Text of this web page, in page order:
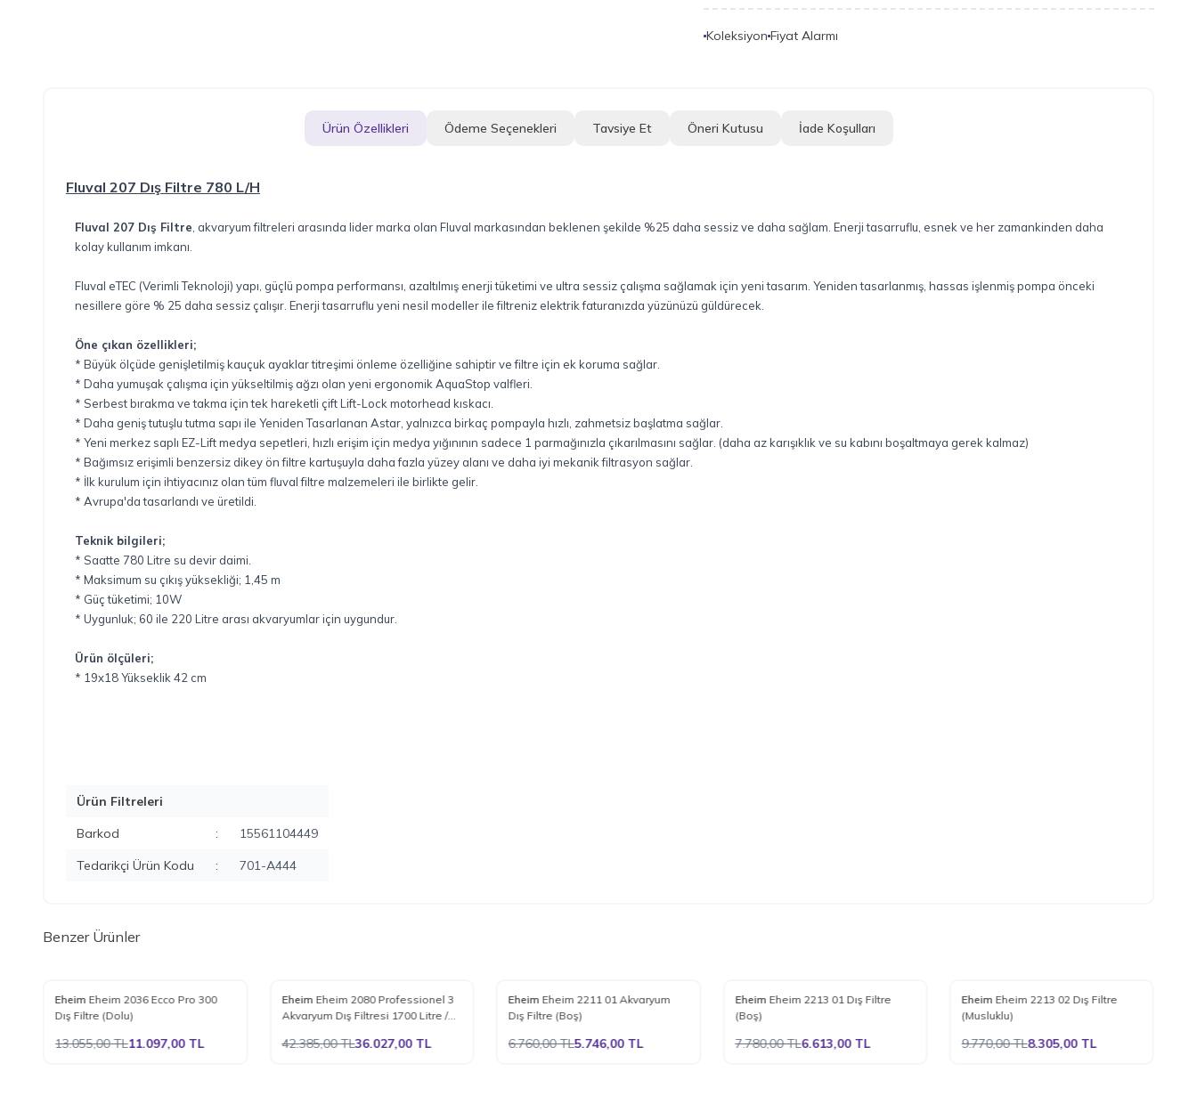
Koleksiyon Fiyat Alarmı
Ürün Özellikleri Ödeme Seçenekleri Tavsiye Et Öneri Kutusu İade Koşulları
Fluval 207 Dış Filtre 780 L/H
Fluval 207 Dış Filtre , akvaryum filtreleri arasında lider marka olan Fluval markasından beklenen şekilde %25 daha sessiz ve daha sağlam. Enerji tasarruflu, esnek ve her zamankinden daha
kolay kullanım imkanı.
Fluval eTEC (Verimli Teknoloji) yapı, güçlü pompa performansı, azaltılmış enerji tüketimi ve ultra sessiz çalışma sağlamak için yeni tasarım. Yeniden tasarlanmış, hassas işlenmiş pompa önceki
nesillere göre % 25 daha sessiz çalışır. Enerji tasarruflu yeni nesil modeller ile filtreniz elektrik faturanızda yüzünüzü güldürecek.
Öne çıkan özellikleri;
* Büyük ölçüde genişletilmiş kauçuk ayaklar titreşimi önleme özelliğine sahiptir ve filtre için ek koruma sağlar.
* Daha yumuşak çalışma için yükseltilmiş ağzı olan yeni ergonomik AquaStop valfleri.
* Serbest bırakma ve takma için tek hareketli çift Lift-Lock motorhead kıskacı.
* Daha geniş tutuşlu tutma sapı ile Yeniden Tasarlanan Astar, yalnızca birkaç pompayla hızlı, zahmetsiz başlatma sağlar.
* Yeni merkez saplı EZ-Lift medya sepetleri, hızlı erişim için medya yığınının sadece 1 parmağınızla çıkarılmasını sağlar. (daha az karışıklık ve su kabını boşaltmaya gerek kalmaz)
* Bağımsız erişimli benzersiz dikey ön filtre kartuşuyla daha fazla yüzey alanı ve daha iyi mekanik filtrasyon sağlar.
* İlk kurulum için ihtiyacınız olan tüm fluval filtre malzemeleri ile birlikte gelir.
* Avrupa'da tasarlandı ve üretildi.
Teknik bilgileri;
* Saatte 780 Litre su devir daimi.
* Maksimum su çıkış yüksekliği; 1,45 m
* Güç tüketimi; 10W
* Uygunluk; 60 ile 220 Litre arası akvaryumlar için uygundur.
Ürün ölçüleri;
* 19x18 Yükseklik 42 cm
Ürün Filtreleri
Barkod
:
15561104449
Tedarikçi Ürün Kodu
: 701-A444
Benzer Ürünler
%15
Favorilere Ekle
Eheim Eheim 2036 Ecco Pro 300
Dış Filtre (Dolu)
13.055,00TL11.097,00TL
%15
Favorilere Ekle
Eheim Eheim 2080 Professionel 3
Akvaryum Dış Filtresi 1700 Litre /
42.385,00TL36.027,00TL
%15
Favorilere Ekle
Eheim Eheim 2211 01 Akvaryum
Dış Filtre (Boş)
6.760,00TL5.746,00TL
%15
Favorilere Ekle
Eheim Eheim 2213 01 Dış Filtre
(Boş)
7.780,00TL6.613,00TL
%15
Favorilere Ekle
Eheim Eheim 2213 02 Dış Filtre
(Musluklu)
9.770,00TL8.305,00TL